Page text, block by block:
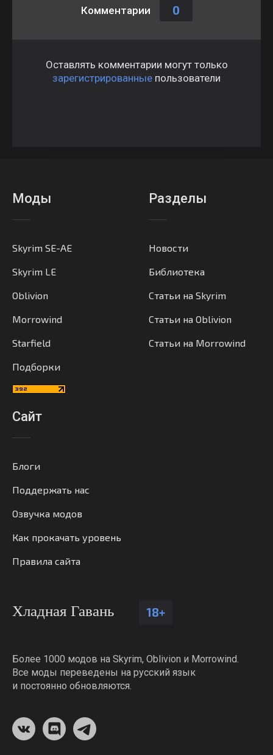
Комментарии 0
Оставлять комментарии могут только
зарегистрированные пользователи
Моды
Skyrim SE-AE
Skyrim LE
Oblivion
Morrowind
Starfield
Подборки
Разделы
Новости
Библиотека
Статьи на Skyrim
Статьи на Oblivion
Статьи на Morrowind
Сайт
Блоги
Поддержать нас
Озвучка модов
Как прокачать уровень
Правила сайта
Хладная Гавань 18+
Более 1000 модов на Skyrim, Oblivion и Morrowind.
Все моды переведены на русский язык
и постоянно обновляются.